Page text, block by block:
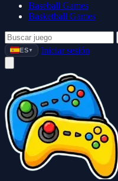
Baseball Games
Basketball Games
ES ▼ Iniciar sesión